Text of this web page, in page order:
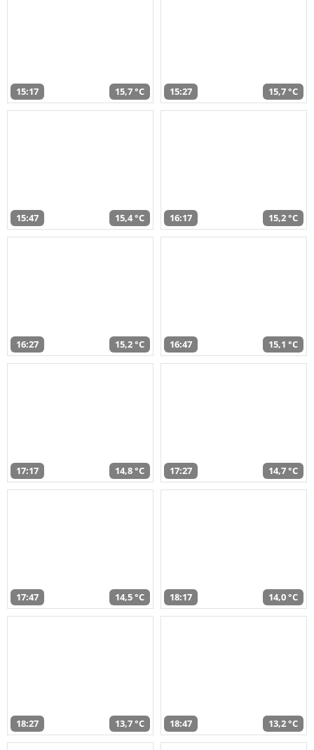
15:17 15,7 °C 15:27 15,7 °C
15:47 15,4 °C 16:17 15,2 °C
16:27 15,2 °C 16:47 15,1 °C
17:17 14,8 °C 17:27 14,7 °C
17:47 14,5 °C 18:17 14,0 °C
18:27 13,7 °C 18:47 13,2 °C